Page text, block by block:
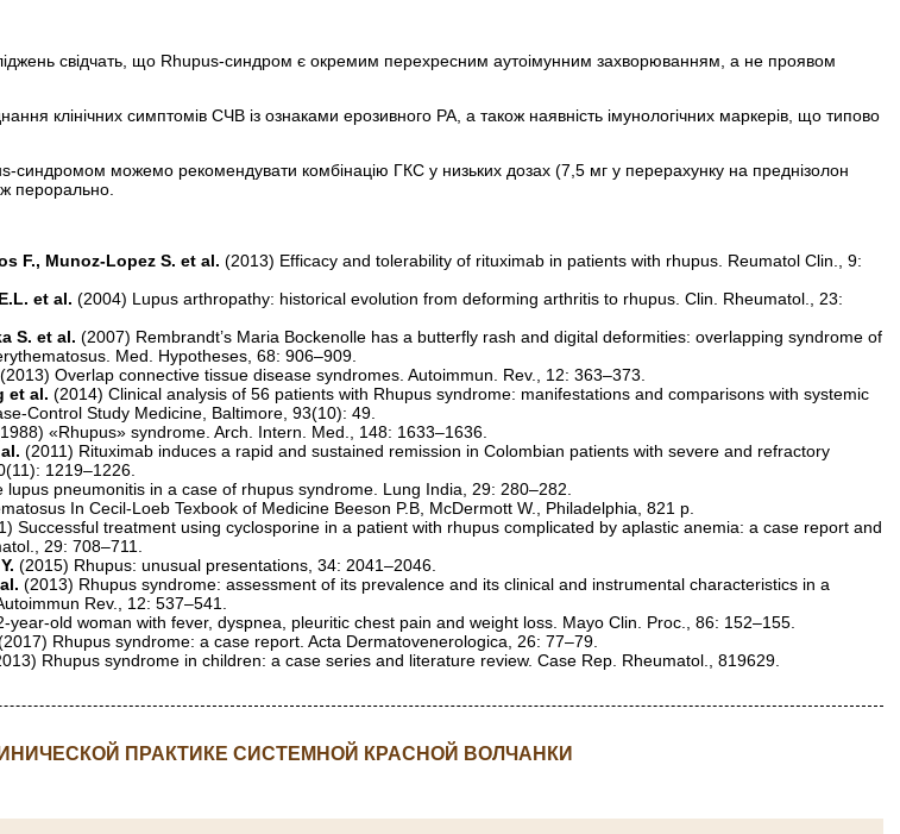
свідчать, що Rhupus-синдром є окремим перехресним аутоімунним захворюванням, а не проявом
клінічних симптомів СЧВ із ознаками ерозивного РА, а також наявність імунологічних маркерів, що типово
синдромом можемо рекомендувати комбінацію ГКС у низьких дозах (7,5 мг у перерахунку на преднізолон
перорально.
F., Munoz-Lopez S. et al. (2013) Efficacy and tolerability of rituximab in patients with rhupus. Reumatol Clin., 9:
et al. (2004) Lupus arthropathy: historical evolution from deforming arthritis to rhupus. Clin. Rheumatol., 23:
S. et al. (2007) Rembrandt’s Maria Bockenolle has a butterfly rash and digital deformities: overlapping syndrome of
Med. Hypotheses, 68: 906–909.
(2013) Overlap connective tissue disease syndromes. Autoimmun. Rev., 12: 363–373.
et al. (2014) Clinical analysis of 56 patients with Rhupus syndrome: manifestations and comparisons with systemic
Control Study Medicine, Baltimore, 93(10): 49.
«Rhupus» syndrome. Arch. Intern. Med., 148: 1633–1636.
(2011) Rituximab induces a rapid and sustained remission in Colombian patients with severe and refractory
1219–1226.
lupus pneumonitis in a case of rhupus syndrome. Lung India, 29: 280–282.
In Cecil-Loeb Texbook of Medicine Beeson P.B, McDermott W., Philadelphia, 821 p.
Successful treatment using cyclosporine in a patient with rhupus complicated by aplastic anemia: a case report and
29: 708–711.
(2015) Rhupus: unusual presentations, 34: 2041–2046.
(2013) Rhupus syndrome: assessment of its prevalence and its clinical and instrumental characteristics in a
Rev., 12: 537–541.
year-old woman with fever, dyspnea, pleuritic chest pain and weight loss. Mayo Clin. Proc., 86: 152–155.
Rhupus syndrome: a case report. Acta Dermatovenerologica, 26: 77–79.
Rhupus syndrome in children: a case series and literature review. Case Rep. Rheumatol., 819629.
ПРАКТИКЕ СИСТЕМНОЙ КРАСНОЙ ВОЛЧАНКИ